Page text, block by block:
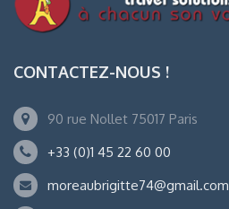
CONTACTEZ-NOUS !
90 rue Nollet 75017 Paris
+33 (0)1 45 22 60 00
moreaubrigitte74@gmail.com